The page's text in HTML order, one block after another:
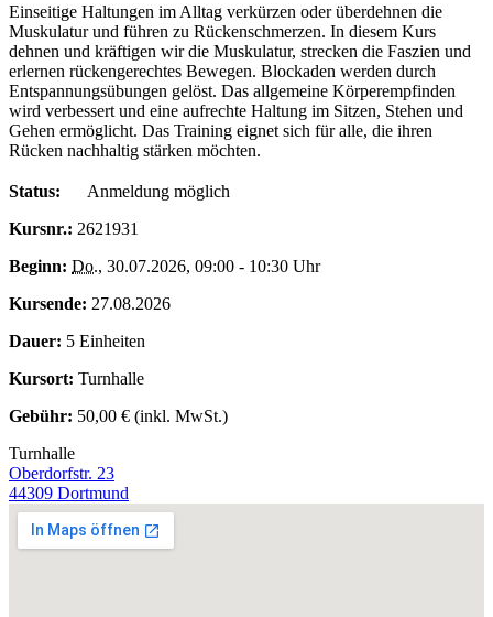
Einseitige Haltungen im Alltag verkürzen oder überdehnen die
Muskulatur und führen zu Rückenschmerzen. In diesem Kurs
dehnen und kräftigen wir die Muskulatur, strecken die Faszien und
erlernen rückengerechtes Bewegen. Blockaden werden durch
Entspannungsübungen gelöst. Das allgemeine Körperempfinden
wird verbessert und eine aufrechte Haltung im Sitzen, Stehen und
Gehen ermöglicht. Das Training eignet sich für alle, die ihren
Rücken nachhaltig stärken möchten.
Status:
Anmeldung möglich
Kursnr.: 2621931
Beginn: Do., 30.07.2026, 09:00 - 10:30 Uhr
Kursende: 27.08.2026
Dauer: 5 Einheiten
Kursort: Turnhalle
Gebühr: 50,00 € (inkl. MwSt.)
Turnhalle
Oberdorfstr. 23
44309 Dortmund